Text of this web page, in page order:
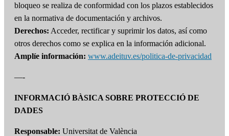
bloqueo se realiza de conformidad con los plazos establecidos
en la normativa de documentación y archivos.
Derechos: Acceder, rectificar y suprimir los datos, así como
otros derechos como se explica en la información adicional.
Amplíe información: www.adeituv.es/politica-de-privacidad
—-
INFORMACIÓ BÀSICA SOBRE PROTECCIÓ DE
DADES
Responsable: Universitat de València